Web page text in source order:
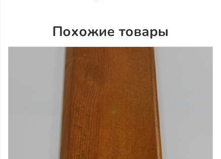
Похожие товары